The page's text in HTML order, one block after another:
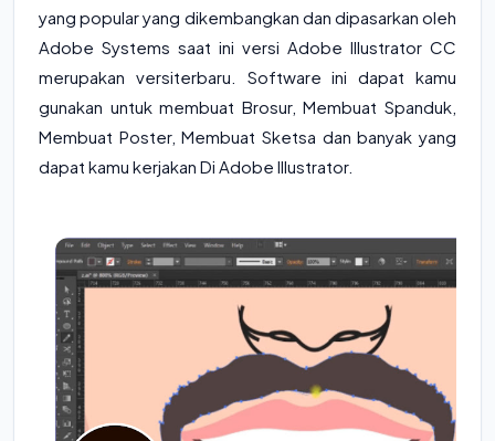
yang popular yang dikembangkan dan dipasarkan oleh
Adobe Systems saat ini versi Adobe Illustrator CC
merupakan versiterbaru. Software ini dapat kamu
gunakan untuk membuat Brosur, Membuat Spanduk,
Membuat Poster, Membuat Sketsa dan banyak yang
dapat kamu kerjakan Di Adobe Illustrator.